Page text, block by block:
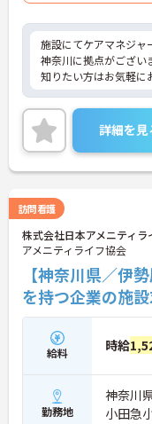
施設にてケアマネジャ
神奈川に拠点がござい
知りたい方はお気軽に
詳細を見
訪問看護
株式会社日本アメニティ
アメニティライフ協会
【神奈川県／伊
を持つ企業の施設
給料 時給
勤務地
神奈川
小田急